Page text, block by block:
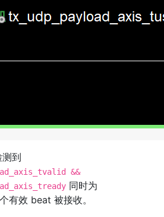
到
&&
同时为
有效 beat 被接收。